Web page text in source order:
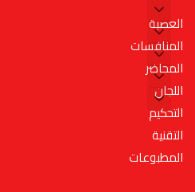
العصبة
المنافسات
المحاضر
اللجان
التحكيم
التقنية
المطبوعات